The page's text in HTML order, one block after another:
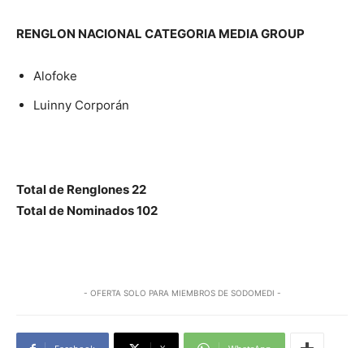
RENGLON NACIONAL CATEGORIA MEDIA GROUP
Alofoke
Luinny Corporán
Total de Renglones 22
Total de Nominados 102
- OFERTA SOLO PARA MIEMBROS DE SODOMEDI -